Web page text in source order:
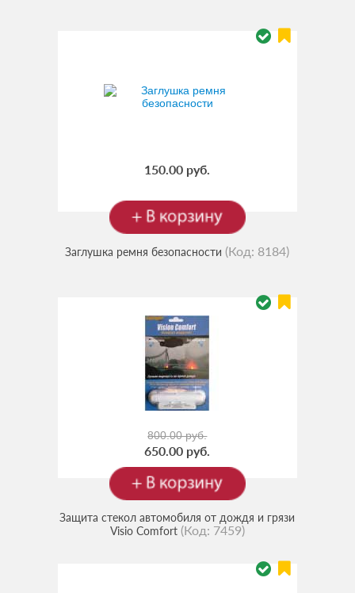
150.00 руб.
Заглушка ремня безопасности (Код: 8184)
800.00 руб.
650.00 руб.
Защита стекол автомобиля от дождя и грязи
Visio Comfort (Код: 7459)